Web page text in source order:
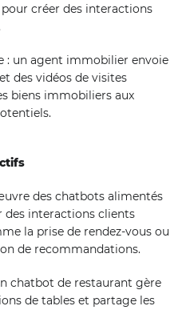
créer des interactions
: un agent immobilier envoie
des vidéos de visites
biens immobiliers aux
des chatbots alimentés
des interactions clients
la prise de rendez-vous ou
de recommandations.
chatbot de restaurant gère
de tables et partage les